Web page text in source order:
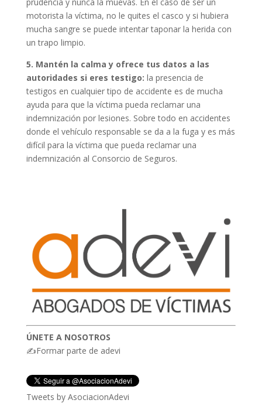
motorista la víctima, no le quites el casco y si hubiera
mucha sangre se puede intentar taponar la herida con
un trapo limpio.
5. Mantén la calma y ofrece tus datos a las
autoridades si eres testigo: la presencia de
testigos en cualquier tipo de accidente es de mucha
ayuda para que la víctima pueda reclamar una
indemnización por lesiones. Sobre todo en accidentes
donde el vehículo responsable se da a la fuga y es más
difícil para la víctima que pueda reclamar una
indemnización al Consorcio de Seguros.
ÚNETE A NOSOTROS
✍Formar parte de adevi
Tweets by AsociacionAdevi